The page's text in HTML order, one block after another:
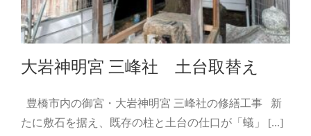
大岩神明宮 三峰社 土台取替え
豊橋市内の御宮・大岩神明宮 三峰社の修繕工事 新
たに敷石を据え、既存の柱と土台の仕口が「蟻」 [...]